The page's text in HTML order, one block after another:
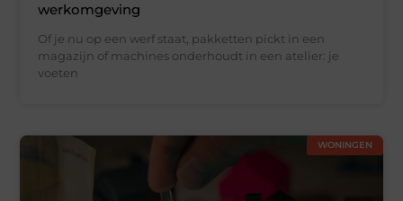
werkomgeving
Of je nu op een werf staat, pakketten pickt in een
magazijn of machines onderhoudt in een atelier: je
voeten
WONINGEN